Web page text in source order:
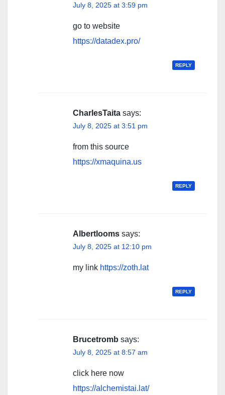
July 8, 2025 at 3:59 pm
go to website
https://datadex.pro/
REPLY
CharlesTaita says:
July 8, 2025 at 3:51 pm
from this source
https://xmaquina.us
REPLY
Albertlooms says:
July 8, 2025 at 12:10 pm
my link https://zoth.lat
REPLY
Brucetromb says:
July 8, 2025 at 8:57 am
click here now
https://alchemistai.lat/